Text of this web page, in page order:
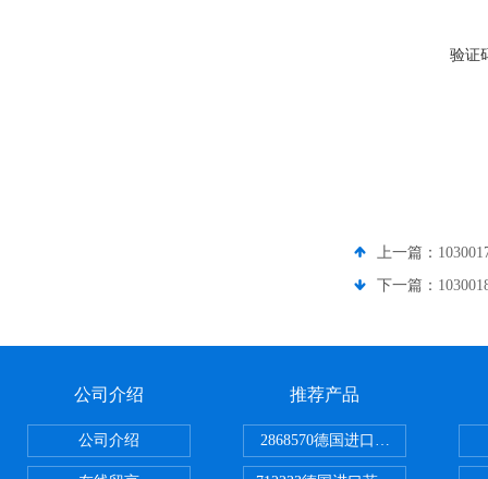
验证
上一篇：
下一篇：
公司介绍
公司介绍
推荐产品
2868570德国进口菲尼克斯电源